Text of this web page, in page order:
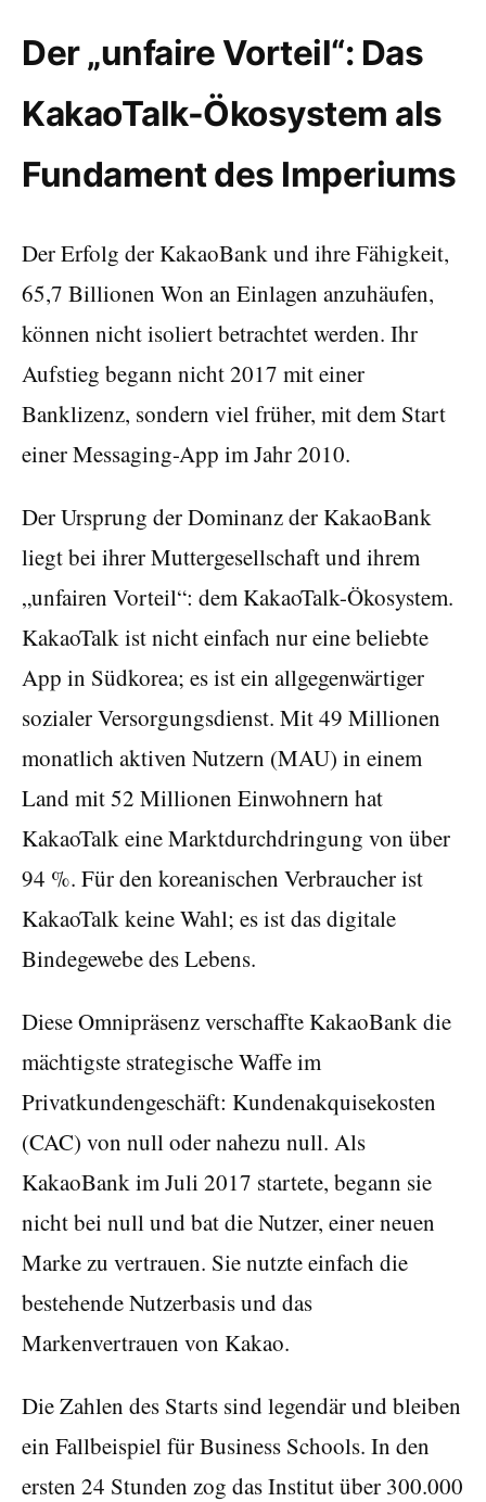
Der „unfaire Vorteil“: Das
KakaoTalk-Ökosystem als
Fundament des Imperiums
Der Erfolg der KakaoBank und ihre Fähigkeit,
65,7 Billionen Won an Einlagen anzuhäufen,
können nicht isoliert betrachtet werden. Ihr
Aufstieg begann nicht 2017 mit einer
Banklizenz, sondern viel früher, mit dem Start
einer Messaging-App im Jahr 2010.
Der Ursprung der Dominanz der KakaoBank
liegt bei ihrer Muttergesellschaft und ihrem
„unfairen Vorteil“: dem KakaoTalk-Ökosystem.
KakaoTalk ist nicht einfach nur eine beliebte
App in Südkorea; es ist ein allgegenwärtiger
sozialer Versorgungsdienst. Mit 49 Millionen
monatlich aktiven Nutzern (MAU) in einem
Land mit 52 Millionen Einwohnern hat
KakaoTalk eine Marktdurchdringung von über
94 %. Für den koreanischen Verbraucher ist
KakaoTalk keine Wahl; es ist das digitale
Bindegewebe des Lebens.
Diese Omnipräsenz verschaffte KakaoBank die
mächtigste strategische Waffe im
Privatkundengeschäft: Kundenakquisekosten
(CAC) von null oder nahezu null. Als
KakaoBank im Juli 2017 startete, begann sie
nicht bei null und bat die Nutzer, einer neuen
Marke zu vertrauen. Sie nutzte einfach die
bestehende Nutzerbasis und das
Markenvertrauen von Kakao.
Die Zahlen des Starts sind legendär und bleiben
ein Fallbeispiel für Business Schools. In den
ersten 24 Stunden zog das Institut über 300.000